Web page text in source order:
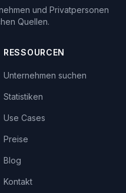
und Privatpersonen
Quellen.
RESSOURCEN
Unternehmen suchen
Statistiken
Use Cases
Preise
Blog
Kontakt